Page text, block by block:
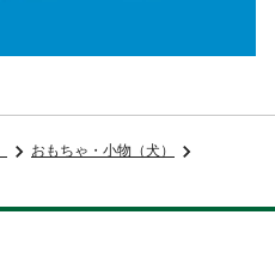
おもちゃ・小物（犬）